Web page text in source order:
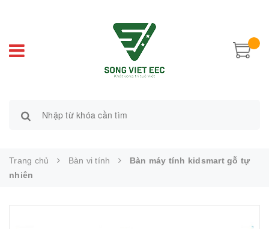
Trang chủ Bàn vi tính
Bàn máy tính kidsmart gỗ tự
nhiên